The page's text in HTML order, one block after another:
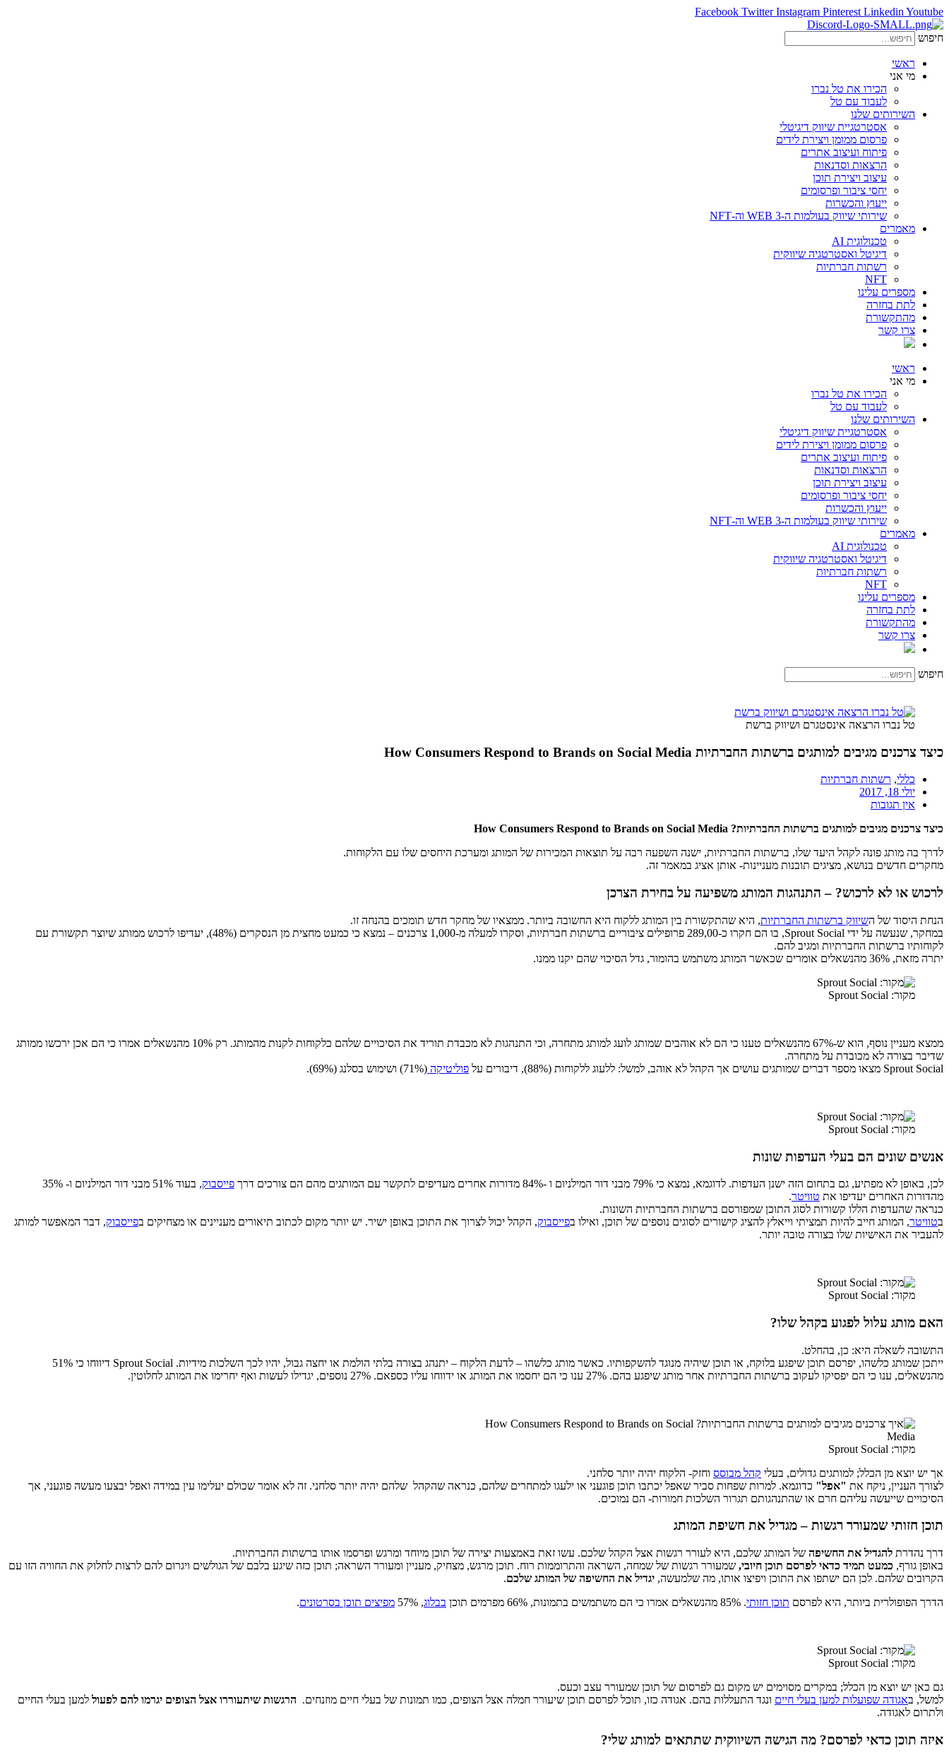
Facebook Twitter Instagram Pinterest Linkedin Youtube
חיפוש
ראשי
מי אני
הכירו את טל נברו
לעבוד עם טל
השירותים שלנו
אסטרטגיית שיווק דיגיטלי
פרסום ממומן ויצירת לידים
פיתוח ועיצוב אתרים
הרצאות וסדנאות
עיצוב ויצירת תוכן
יחסי ציבור ופרסומים
ייעוץ והכשרות
שירותי שיווק בעולמות ה-WEB 3 וה-NFT
מאמרים
טכנולוגית AI
דיגיטל ואסטרטגיה שיווקית
רשתות חברתיות
NFT
מספרים עלינו
לתת בחזרה
מהתקשורת
צרו קשר
ראשי
מי אני
הכירו את טל נברו
לעבוד עם טל
השירותים שלנו
אסטרטגיית שיווק דיגיטלי
פרסום ממומן ויצירת לידים
פיתוח ועיצוב אתרים
הרצאות וסדנאות
עיצוב ויצירת תוכן
יחסי ציבור ופרסומים
ייעוץ והכשרות
שירותי שיווק בעולמות ה-WEB 3 וה-NFT
מאמרים
טכנולוגית AI
דיגיטל ואסטרטגיה שיווקית
רשתות חברתיות
NFT
מספרים עלינו
לתת בחזרה
מהתקשורת
צרו קשר
חיפוש
טל נברו הרצאה אינסטגרם ושיווק ברשת
כיצד צרכנים מגיבים למותגים ברשתות החברתיות How Consumers Respond to Brands on Social Media
כללי, רשתות חברתיות
יולי 18, 2017
אין תגובות
כיצד צרכנים מגיבים למותגים ברשתות החברתיות? How Consumers Respond to Brands on Social Media
לדרך בה מותג פונה לקהל היעד שלו, ברשתות החברתיות, ישנה השפעה רבה על תוצאות המכירות של המותג ומערכת היחסים שלו עם הלקוחות.
מחקרים חדשים בנושא, מציגים תובנות מעניינות- אותן אציג במאמר זה.
לרכוש או לא לרכוש? – התנהגות המותג משפיעה על בחירת הצרכן
הנחת היסוד של השיווק ברשתות החברתיות, היא שהתקשורת בין המותג ללקוח היא החשובה ביותר. ממצאיו של מחקר חדש תומכים בהנחה זו.
במחקר, שנעשה על ידי Sprout Social, בו הם חקרו כ-289,00 פרופילים ציבוריים ברשתות חברתיות, וסקרו למעלה מ-1,000 צרכנים – נמצא כי כמעט מחצית מן הנסקרים (48%), יעדיפו לרכוש ממותג שיוצר תקשורת עם
לקוחותיו ברשתות החברתיות ומגיב להם.
יתרה מזאת, 36% מהנשאלים אומרים שכאשר המותג משתמש בהומור, גדל הסיכוי שהם יקנו ממנו.
מקור: Sprout Social
ממצא מעניין נוסף, הוא ש-67% מהנשאלים טענו כי הם לא אוהבים שמותג לועג למותג מתחרה, וכי התנהגות לא מכבדת תוריד את הסיכויים שלהם כלקוחות לקנות מהמותג. רק 10% מהנשאלים אמרו כי הם אכן ירכשו ממותג
שדיבר בצורה לא מכובדת על מתחרה.
Sprout Social מצאו מספר דברים שמותגים עושים אך הקהל לא אוהב, למשל: ללעוג ללקוחות (88%), דיבורים על
פוליטיקה (71%) ושימוש בסלנג (69%).
מקור: Sprout Social
אנשים שונים הם בעלי העדפות שונות
לכן, באופן לא מפתיע, גם בתחום הזה ישנן העדפות. לדוגמא, נמצא כי 79% מבני דור המילניום ו -84% מדורות אחרים מעדיפים לתקשר עם המותגים מהם הם צורכים דרך פייסבוק
, בעוד 51% מבני דור המילניום ו- 35%
מהדורות האחרים יעדיפו את טוויטר.
כנראה שהעדפות הללו קשורות לסוג התוכן שמפורסם ברשתות החברתיות השונות.
בטוויטר, המותג חייב להיות תמציתי וייאלץ להציג קישורים לסוגים נוספים של תוכן, ואילו בפייסבוק, הקהל יכול לצרוך את התוכן באופן ישיר. יש יותר מקום לכתוב תיאורים מעניינים או מצחיקים בפייסבוק, דבר המאפשר למותג
להעביר את האישיות שלו בצורה טובה יותר.
מקור: Sprout Social
האם מותג עלול לפגוע בקהל שלו?
התשובה לשאלה היא: כן, בהחלט.
ייתכן שמותג כלשהו, יפרסם תוכן שיפגע בלוקח, או תוכן שיהיה מנוגד להשקפותיו. כאשר מותג כלשהו – לדעת הלקוח – יתנהג בצורה בלתי הולמת או יחצה גבול, יהיו לכך השלכות מידיות. Sprout Social דיווחו כי 51%
מהנשאלים, ענו כי הם יפסיקו לעקוב ברשתות החברתיות אחר מותג שיפגע בהם. 27% ענו כי הם יחסמו את המותג או ידווחו עליו כספאם. 27% נוספים, יגדילו לעשות ואף יחרימו את המותג לחלוטין.
מקור: Sprout Social
אך יש יוצא מן הכלל; למותגים גדולים, בעלי קהל מבוסס וחזק- הלקוח יהיה יותר סלחני.
לצורך העניין, ניקח את "אפל" כדוגמא. למרות שפחות סביר שאפל יכתבו תוכן פוגעני או ילעגו למתחרים שלהם, כנראה שהקהל שלהם יהיה יותר סלחני. זה לא אומר שכולם יעלימו עין במידה ואפל יבצעו מעשה פוגעני, אך
הסיכויים שייעשה עליהם חרם או שהתנהגותם תגרור השלכות חמורות- הם נמוכים.
תוכן חזותי שמעורר רגשות – מגדיל את חשיפת המותג
דרך נהדרת להגדיל את החשיפה של המותג שלכם, היא לעורר רגשות אצל הקהל שלכם. עשו זאת באמצעות יצירה של תוכן מיוחד ומרגש ופרסמו אותו ברשתות החברתיות.
באופן גורף, כמעט תמיד כדאי לפרסם תוכן חיובי, שמעורר רגשות של שמחה, השראה והתרוממות רוח. תוכן מרגש, מצחיק, מעניין ומעורר השראה; תוכן כזה שיגע בלבם של הגולשים ויגרום להם לרצות לחלוק את החוויה הזו עם
הקרובים שלהם. לכן הם ישתפו את התוכן ויפיצו אותו, מה שלמעשה, יגדיל את החשיפה של המותג שלכם.
הדרך הפופולרית ביותר, היא לפרסם תוכן חזותי. 85% מהנשאלים אמרו כי הם משתמשים בתמונות, 66% מפרמים תוכן בבלוג, 57% מפיצים תוכן בסרטונים.
מקור: Sprout Social
גם כאן יש יוצא מן הכלל; במקרים מסוימים יש מקום גם לפרסום של תוכן שמעורר עצב וכעס.
למשל, באגודה שפועלות למען בעלי חיים ונגד התעללות בהם. אגודה כזו, תוכל לפרסם תוכן שיעורר חמלה אצל הצופים, כמו תמונות של בעלי חיים מוזנחים. הרגשות שיתעוררו אצל הצופים יגרמו להם לפעול למען בעלי החיים
ולתרום לאגודה.
איזה תוכן כדאי לפרסם? מה הגישה השיווקית שתתאים למותג שלי?